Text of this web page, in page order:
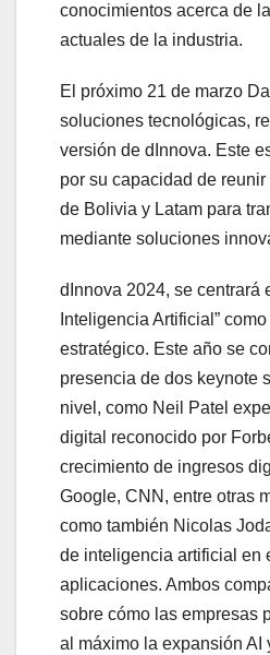
conocimientos acerca de
actuales de la industria.
El próximo 21 de marzo
soluciones tecnológicas,
versión de dInnova. Este
por su capacidad de
de Bolivia y Latam para
mediante soluciones
dInnova 2024, se centrará
Inteligencia Artificial”
estratégico. Este año se
presencia de dos keynote
nivel, como Neil Patel
digital reconocido por
crecimiento de ingresos
Google, CNN, entre otras
como también Nicolas
de inteligencia artificial en
aplicaciones. Ambos
sobre cómo las empresas
al máximo la expansión AI